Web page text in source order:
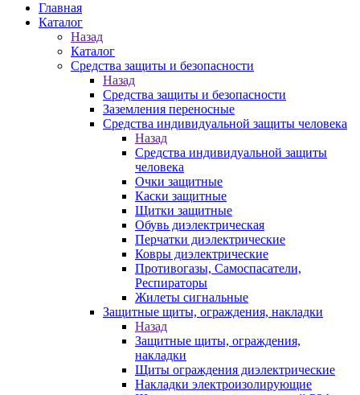
Главная
Каталог
Назад
Каталог
Средства защиты и безопасности
Назад
Средства защиты и безопасности
Заземления переносные
Средства индивидуальной защиты человека
Назад
Средства индивидуальной защиты
человека
Очки защитные
Каски защитные
Щитки защитные
Обувь диэлектрическая
Перчатки диэлектрические
Ковры диэлектрические
Противогазы, Самоспасатели,
Респираторы
Жилеты сигнальные
Защитные щиты, ограждения, накладки
Назад
Защитные щиты, ограждения,
накладки
Щиты ограждения диэлектрические
Накладки электроизолирующие